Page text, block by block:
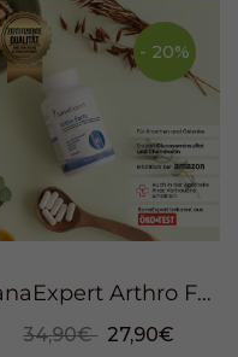
- 20%
SanaExpert Arthro Forte, 120 capsules
34,90€ 27,90€